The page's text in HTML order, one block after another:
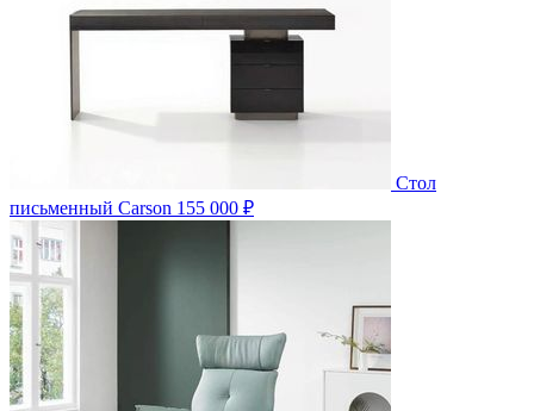
Стол
письменный Carson 155 000 ₽